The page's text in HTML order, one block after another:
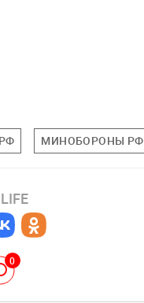
МИНОБОРОНЫ РФ
0